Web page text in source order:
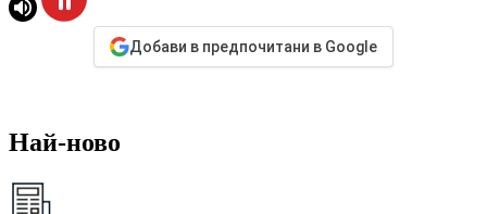
Добави в предпочитани в Google
Най-ново